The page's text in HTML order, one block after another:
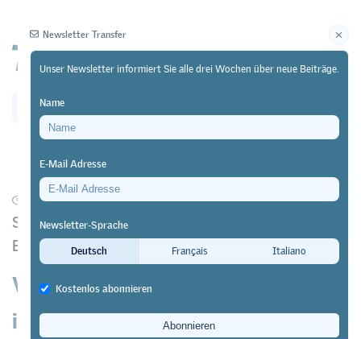
20/07/21 Forschung https://doi.org/10.64829/3378
Standardisierte Abschlussklassenbefragung an
Berufsfachschulen in der Schweiz
Viele Lernende sind zufrieden mit
ihrer Berufsfachschule
Newsletter Transfer
Unser Newsletter informiert Sie alle drei Wochen über neue Beiträge.
Name
E-Mail Adresse
Newsletter-Sprache
Deutsch
Français Italiano
Kostenlos abonnieren